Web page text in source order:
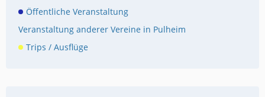
Öffentliche Veranstaltung
Veranstaltung anderer Vereine in Pulheim
Trips / Ausflüge